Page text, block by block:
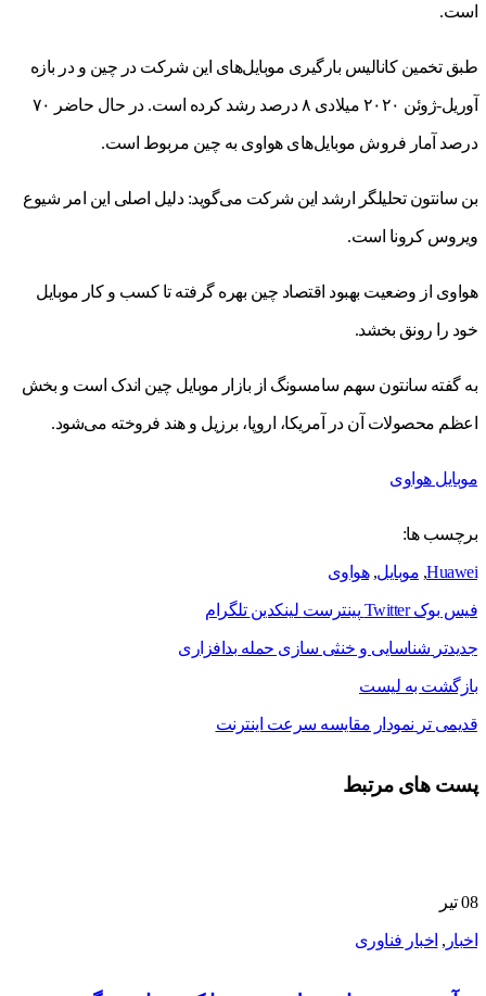
است.
طبق تخمین کانالیس بارگیری موبایل‌های این شرکت در چین و در بازه
آوریل-ژوئن ۲۰۲۰ میلادی ۸ درصد رشد کرده است. در حال حاضر ۷۰
درصد آمار فروش موبایل‌های هواوی به چین مربوط است.
بن سانتون تحلیلگر ارشد این شرکت می‌گوید: دلیل اصلی این امر شیوع
ویروس کرونا است.
هواوی از وضعیت بهبود اقتصاد چین بهره گرفته تا کسب و کار موبایل
خود را رونق بخشد.
به گفته سانتون سهم سامسونگ از بازار موبایل چین اندک است و بخش
اعظم محصولات آن در آمریکا، اروپا، برزیل و هند فروخته می‌شود.
موبایل هواوی
برچسب ها:
Huawei
, موبایل,هواوی
فیس بوک Twitter پینترست لینکدین تلگرام
جدیدتر شناسایی و خنثی سازی حمله بدافزاری
بازگشت به لیست
قدیمی تر نمودار مقایسه‌ سرعت اینترنت
پست های مرتبط
08 تیر
اخبار , اخبار فناوری